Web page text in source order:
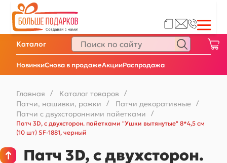
НовинкиСнова в продажеАкцииРаспродажа
Каталог
Главная / Каталог товаров /
Патчи, нашивки, рожки / Патчи декоративные /
Патчи с двухсторонними пайетками
/
Патч 3D, с двухсторон. пайетками "Ушки вытянутые" 8*4,5 см
(10 шт) SF-1881, черный
Патч 3D, с двухсторон.